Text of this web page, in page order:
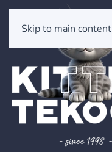
Skip to main content